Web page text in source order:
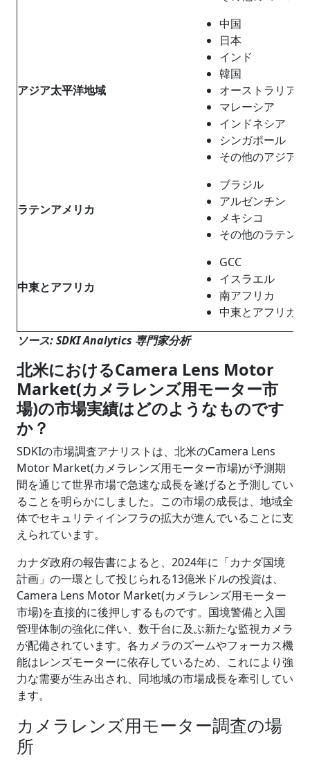
アジア太平洋地域
中国
日本
インド
韓国
オーストラリア
マレーシア
インドネシア
シンガポール
その他のアジア
ラテンアメリカ
ブラジル
アルゼンチン
メキシコ
その他のラテン
中東とアフリカ
GCC
イスラエル
南アフリカ
中東とアフリカ
ソース: SDKI Analytics 専門家分析
北米におけるCamera Lens Motor
Market(カメラレンズ用モーター市
場)の市場実績はどのようなものです
か？
SDKIの市場調査アナリストは、北米のCamera Lens
Motor Market(カメラレンズ用モーター市場)が予測期
間を通じて世界市場で急速な成長を遂げると予測してい
ることを明らかにしました。この市場の成長は、地域全
体でセキュリティインフラの拡大が進んでいることに支
えられています。
カナダ政府の報告書によると、2024年に「カナダ国境
計画」の一環として投じられる13億米ドルの投資は、
Camera Lens Motor Market(カメラレンズ用モーター
市場)を直接的に後押しするものです。国境警備と入国
管理体制の強化に伴い、数千台に及ぶ新たな監視カメラ
が配備されています。各カメラのズームやフォーカス機
能はレンズモーターに依存しているため、これにより強
力な需要が生み出され、同地域の市場成長を牽引してい
ます。
カメラレンズ用モーター調査の場
所